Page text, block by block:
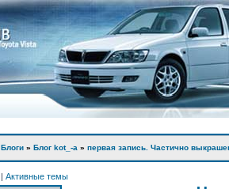
Блоги » Блог kot_-а » первая запись. Частично
| Активные темы